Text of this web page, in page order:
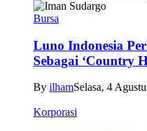
Bursa
Luno Indonesia
Sebagai ‘Country
By ilhamSelasa, 4
Korporasi